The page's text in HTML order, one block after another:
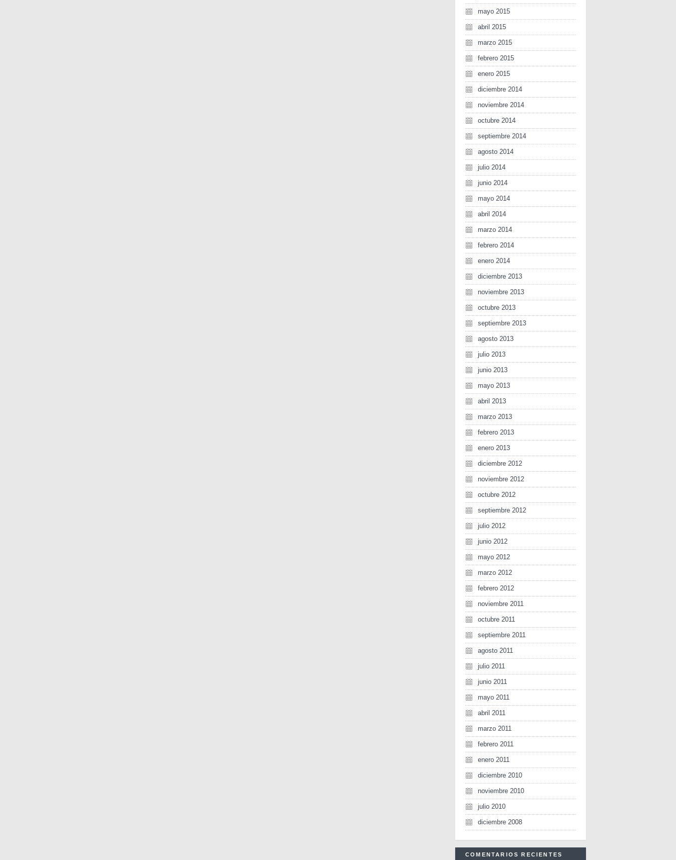
mayo 2015
abril 2015
marzo 2015
febrero 2015
enero 2015
diciembre 2014
noviembre 2014
octubre 2014
septiembre 2014
agosto 2014
julio 2014
junio 2014
mayo 2014
abril 2014
marzo 2014
febrero 2014
enero 2014
diciembre 2013
noviembre 2013
octubre 2013
septiembre 2013
agosto 2013
julio 2013
junio 2013
mayo 2013
abril 2013
marzo 2013
febrero 2013
enero 2013
diciembre 2012
noviembre 2012
octubre 2012
septiembre 2012
julio 2012
junio 2012
mayo 2012
marzo 2012
febrero 2012
noviembre 2011
octubre 2011
septiembre 2011
agosto 2011
julio 2011
junio 2011
mayo 2011
abril 2011
marzo 2011
febrero 2011
enero 2011
diciembre 2010
noviembre 2010
julio 2010
diciembre 2008
COMENTARIOS RECIENTES